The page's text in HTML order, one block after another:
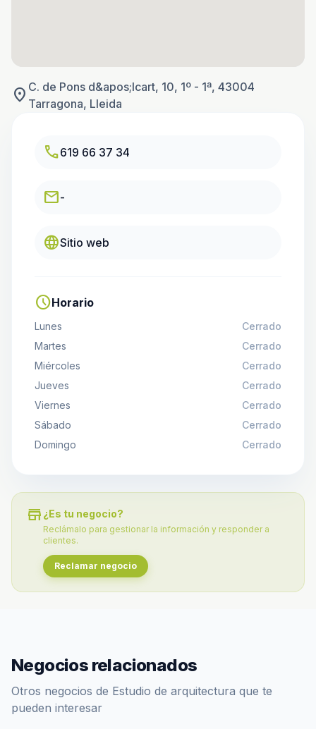
location_on C. de Pons d&apos;Icart, 10, 1º - 1ª, 43004
Tarragona, Lleida
call619 66 37 34
email-
languageSitio web
scheduleHorario
Lunes
Cerrado
Martes
Cerrado
Miércoles
Cerrado
Jueves
Cerrado
Viernes
Cerrado
Sábado
Cerrado
Domingo
Cerrado
store ¿Es tu negocio?
Reclámalo para gestionar la información y responder a
clientes.
Reclamar negocio
Negocios relacionados
Otros negocios de Estudio de arquitectura que te
pueden interesar